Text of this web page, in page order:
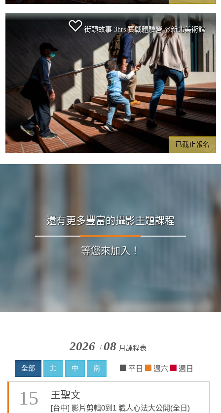
街頭故事 3hrs 實戰體驗營 @新北美術館
已截止報名
還有更多豐富的攝影主題課程
等您來加入！
2026 / 08 月課程表
全部 北 中 南 平日 週六 週日
15 王聖文
[台中] 影片剪輯0到1 職人心法大公開(全日)